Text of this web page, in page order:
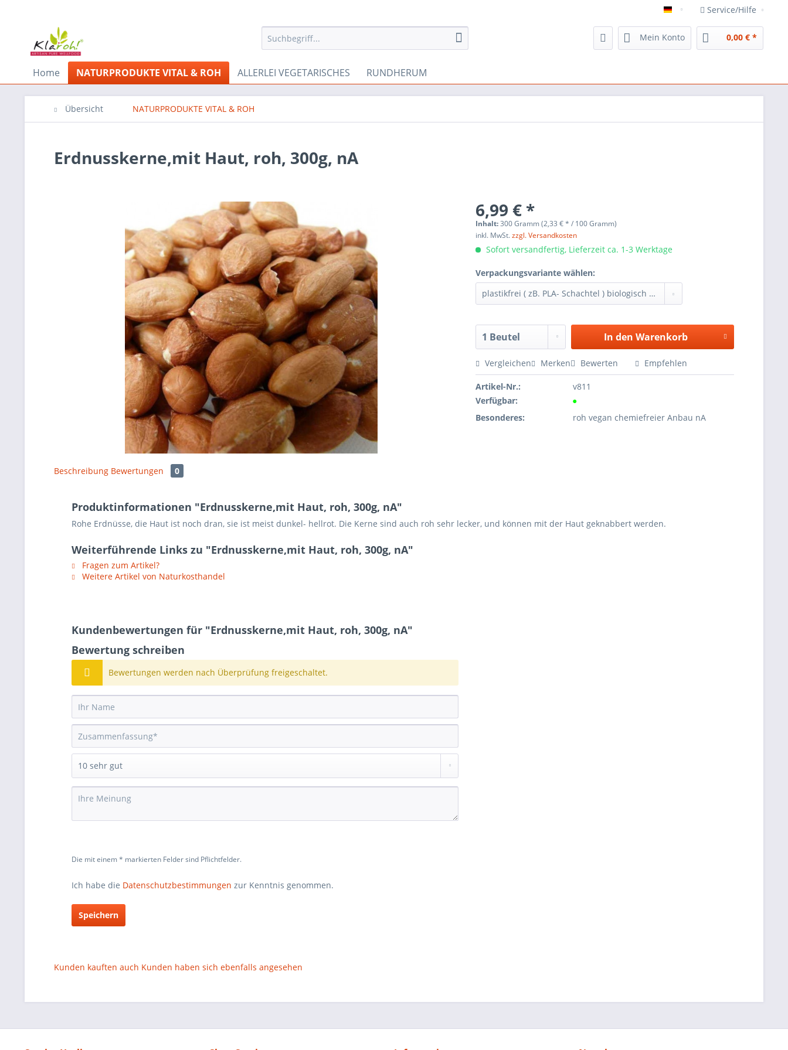
Veggie`s Delight
Service/Hilfe
Mein Konto 0,00 € *
Home NATURPRODUKTE VITAL & ROH ALLERLEI VEGETARISCHES RUNDHERUM
Übersicht NATURPRODUKTE VITAL & ROH
Erdnusskerne,mit Haut, roh, 300g, nA
6,99 € *
Inhalt:300 Gramm (2,33 € * / 100 Gramm)
inkl. MwSt.zzgl. Versandkosten
Sofort versandfertig, Lieferzeit ca. 1-3 Werktage
Verpackungsvariante wählen:
In den Warenkorb
Vergleichen Merken Bewerten Empfehlen
Artikel-Nr.:
v811
Verfügbar:
●
Besonderes:
roh vegan chemiefreier Anbau nA
Beschreibung Bewertungen 0
Produktinformationen "Erdnusskerne,mit Haut, roh, 300g, nA"
Rohe Erdnüsse, die Haut ist noch dran, sie ist meist dunkel- hellrot. Die Kerne sind auch roh sehr lecker, und können mit der Haut geknabbert werden.
Weiterführende Links zu "Erdnusskerne,mit Haut, roh, 300g, nA"
Fragen zum Artikel?
Weitere Artikel von Naturkosthandel
Kundenbewertungen für "Erdnusskerne,mit Haut, roh, 300g, nA"
Bewertung schreiben
Bewertungen werden nach Überprüfung freigeschaltet.
Die mit einem * markierten Felder sind Pflichtfelder.
Ich habe die Datenschutzbestimmungen zur Kenntnis genommen.
Speichern
Kunden kauften auch Kunden haben sich ebenfalls angesehen